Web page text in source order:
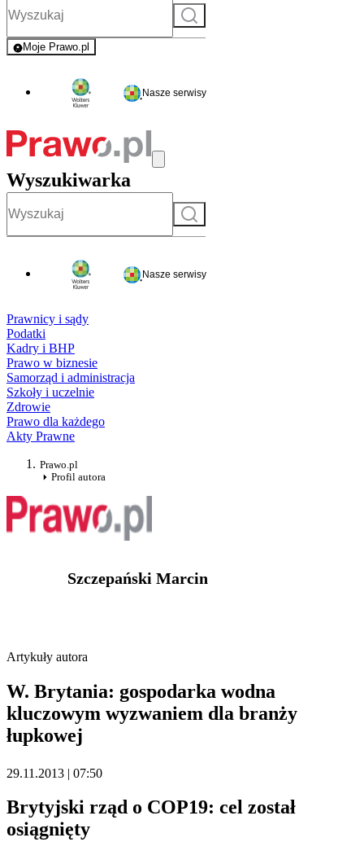
Szukaj
Moje Prawo.pl
- rejestracja i logowanie do serwisu
Nasze serwisy
Wyszukiwarka
Szukaj
Nasze serwisy
Prawnicy i sądy
Podatki
Kadry i BHP
Prawo w biznesie
Samorząd i administracja
Szkoły i uczelnie
Zdrowie
Prawo dla każdego
Akty Prawne
Prawo.pl
Profil autora
Szczepański Marcin
Artykuły autora
W. Brytania: gospodarka wodna
kluczowym wyzwaniem dla branży
łupkowej
29.11.2013 | 07:50
Brytyjski rząd o COP19: cel został
osiągnięty